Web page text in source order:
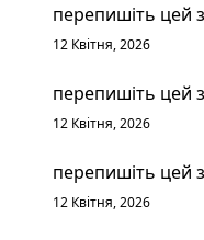
перепишіть цей
12 Квітня, 2026
перепишіть цей
12 Квітня, 2026
перепишіть цей
12 Квітня, 2026